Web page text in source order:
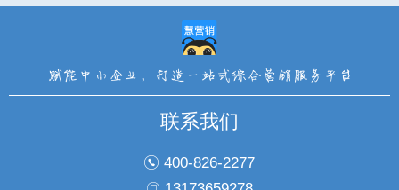
联系我们
400-826-2277